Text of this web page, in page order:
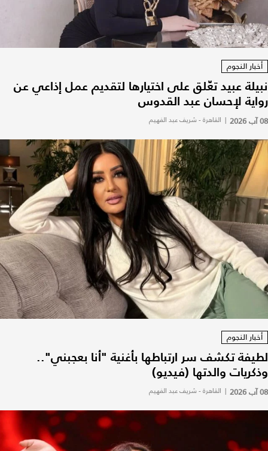
أخبار النجوم
نبيلة عبيد تعّلق على اختيارها لتقديم عمل إذاعي عن
رواية لإحسان عبد القدوس
08 آب 2026 | القاهرة - شريف عبد الفهيم
أخبار النجوم
لطيفة تكشف سر ارتباطها بأغنية "أنا بعجبني"..
وذكريات والدتها (فيديو)
08 آب 2026 | القاهرة - شريف عبد الفهيم